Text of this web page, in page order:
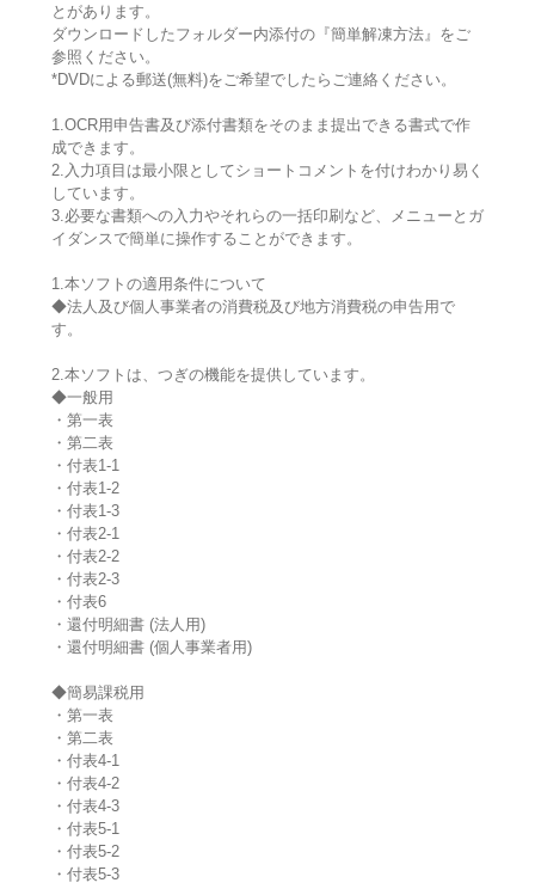
とがあります。
ダウンロードしたフォルダー内添付の『簡単解凍方法』をご
参照ください。
*DVDによる郵送(無料)をご希望でしたらご連絡ください。
1.OCR用申告書及び添付書類をそのまま提出できる書式で作
成できます。
2.入力項目は最小限としてショートコメントを付けわかり易く
しています。
3.必要な書類への入力やそれらの一括印刷など、メニューとガ
イダンスで簡単に操作することができます。
1.本ソフトの適用条件について
◆法人及び個人事業者の消費税及び地方消費税の申告用で
す。
2.本ソフトは、つぎの機能を提供しています。
◆一般用
・第一表
・第二表
・付表1-1
・付表1-2
・付表1-3
・付表2-1
・付表2-2
・付表2-3
・付表6
・還付明細書 (法人用)
・還付明細書 (個人事業者用)
◆簡易課税用
・第一表
・第二表
・付表4-1
・付表4-2
・付表4-3
・付表5-1
・付表5-2
・付表5-3